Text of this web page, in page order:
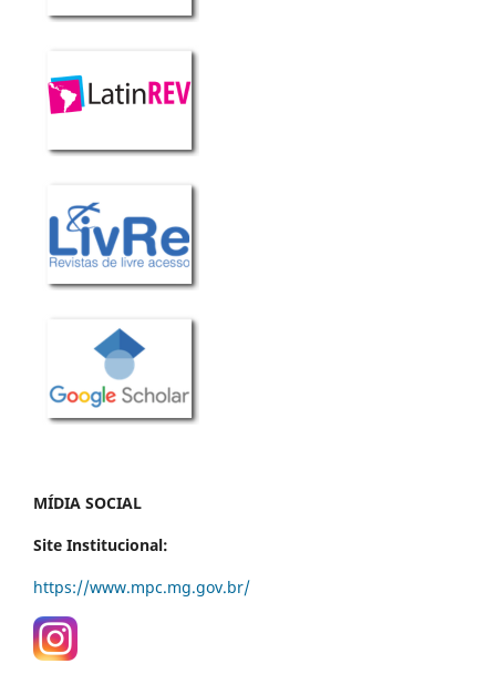
MÍDIA SOCIAL
Site Institucional:
https://www.mpc.mg.gov.br/